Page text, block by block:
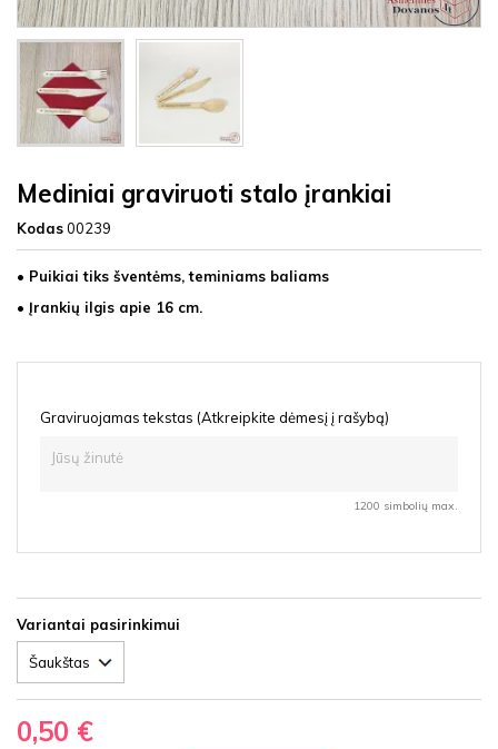
Mediniai graviruoti stalo įrankiai
Kodas00239
• Puikiai tiks šventėms, teminiams baliams
• Įrankių ilgis apie 16 cm.
Graviruojamas tekstas (Atkreipkite dėmesį į rašybą)
1200 simbolių max.
Variantai pasirinkimui
0,50 €